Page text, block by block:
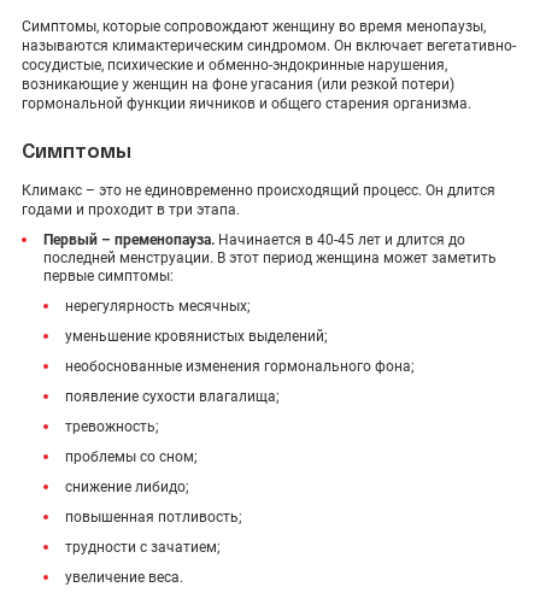
Симптомы, которые сопровождают женщину во время менопаузы,
называются климактерическим синдромом. Он включает вегетативно-
сосудистые, психические и обменно-эндокринные нарушения,
возникающие у женщин на фоне угасания (или резкой потери)
гормональной функции яичников и общего старения организма.
Симптомы
Климакс – это не единовременно происходящий процесс. Он длится
годами и проходит в три этапа.
Первый – пременопауза. Начинается в 40-45 лет и длится до
последней менструации. В этот период женщина может заметить
первые симптомы:
нерегулярность месячных;
уменьшение кровянистых выделений;
необоснованные изменения гормонального фона;
появление сухости влагалища;
тревожность;
проблемы со сном;
снижение либидо;
повышенная потливость;
трудности с зачатием;
увеличение веса.